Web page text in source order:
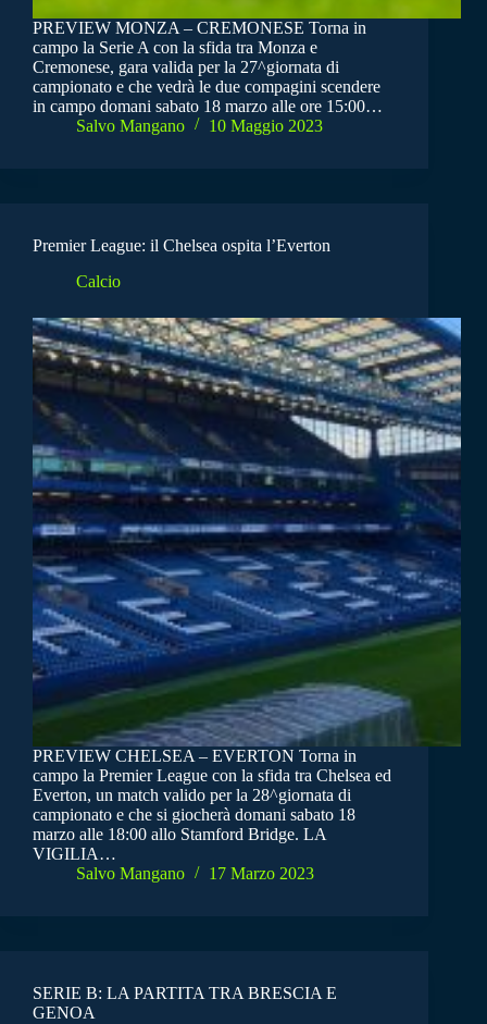
PREVIEW MONZA – CREMONESE Torna in
campo la Serie A con la sfida tra Monza e
Cremonese, gara valida per la 27^giornata di
campionato e che vedrà le due compagini scendere
in campo domani sabato 18 marzo alle ore 15:00…
Salvo Mangano
10 Maggio 2023
Premier League: il Chelsea ospita l’Everton
Calcio
PREVIEW CHELSEA – EVERTON Torna in
campo la Premier League con la sfida tra Chelsea ed
Everton, un match valido per la 28^giornata di
campionato e che si giocherà domani sabato 18
marzo alle 18:00 allo Stamford Bridge. LA
VIGILIA…
Salvo Mangano
17 Marzo 2023
SERIE B: LA PARTITA TRA BRESCIA E
GENOA